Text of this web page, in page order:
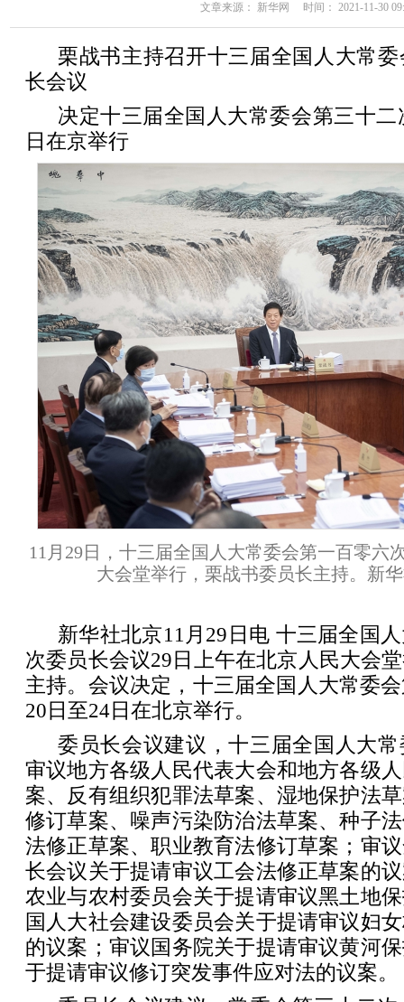
文章来源： 新华网 时间： 2021-11-30
栗战书主持召开十三届全国人大常
长会议
决定十三届全国人大常委会第三十二
日在京举行
11月29日，十三届全国人大常委会第一百零六
大会堂举行，栗战书委员长主持。新
新华社北京11月29日电 十三届全国
次委员长会议29日上午在北京人民大会
主持。会议决定，十三届全国人大常委
20日至24日在北京举行。
委员长会议建议，十三届全国人大
审议地方各级人民代表大会和地方各级
案、反有组织犯罪法草案、湿地保护法
修订草案、噪声污染防治法草案、种子
法修正草案、职业教育法修订草案；审
长会议关于提请审议工会法修正草案的
农业与农村委员会关于提请审议黑土地
国人大社会建设委员会关于提请审议妇
的议案；审议国务院关于提请审议黄河
于提请审议修订突发事件应对法的议案。